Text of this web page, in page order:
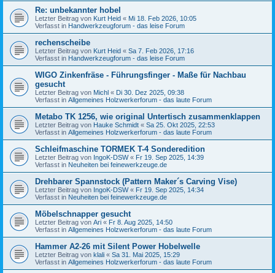
Re: unbekannter hobel
Letzter Beitrag von Kurt Heid « Mi 18. Feb 2026, 10:05
Verfasst in Handwerkzeugforum - das leise Forum
rechenscheibe
Letzter Beitrag von Kurt Heid « Sa 7. Feb 2026, 17:16
Verfasst in Handwerkzeugforum - das leise Forum
WIGO Zinkenfräse - Führungsfinger - Maße für Nachbau
gesucht
Letzter Beitrag von Michl « Di 30. Dez 2025, 09:38
Verfasst in Allgemeines Holzwerkerforum - das laute Forum
Metabo TK 1256, wie original Untertisch zusammenklappen
Letzter Beitrag von Hauke Schmidt « Sa 25. Okt 2025, 22:53
Verfasst in Allgemeines Holzwerkerforum - das laute Forum
Schleifmaschine TORMEK T-4 Sonderedition
Letzter Beitrag von IngoK-DSW« Fr 19. Sep 2025, 14:39
Verfasst in Neuheiten bei feinewerkzeuge.de
Drehbarer Spannstock (Pattern Maker´s Carving Vise)
Letzter Beitrag von IngoK-DSW« Fr 19. Sep 2025, 14:34
Verfasst in Neuheiten bei feinewerkzeuge.de
Möbelschnapper gesucht
Letzter Beitrag von Ari « Fr 8. Aug 2025, 14:50
Verfasst in Allgemeines Holzwerkerforum - das laute Forum
Hammer A2-26 mit Silent Power Hobelwelle
Letzter Beitrag von klali « Sa 31. Mai 2025, 15:29
Verfasst in Allgemeines Holzwerkerforum - das laute Forum